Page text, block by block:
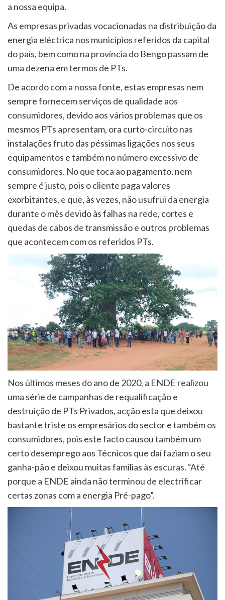
a nossa equipa.
As empresas privadas vocacionadas na distribuição da
energia eléctrica nos municípios referidos da capital
do país, bem como na província do Bengo passam de
uma dezena em termos de PTs.
De acordo com a nossa fonte, estas empresas nem
sempre fornecem serviços de qualidade aos
consumidores, devido aos vários problemas que os
mesmos PTs apresentam, ora curto-circuito nas
instalações fruto das péssimas ligações nos seus
equipamentos e também no número excessivo de
consumidores. No que toca ao pagamento, nem
sempre é justo, pois o cliente paga valores
exorbitantes, e que, às vezes, não usufrui da energia
durante o mês devido às falhas na rede, cortes e
quedas de cabos de transmissão e outros problemas
que acontecem com os referidos PTs.
Nos últimos meses do ano de 2020, a ENDE realizou
uma série de campanhas de requalificação e
destruição de PTs Privados, acção esta que deixou
bastante triste os empresários do sector e também os
consumidores, pois este facto causou também um
certo desemprego aos Técnicos que daí faziam o seu
ganha-pão e deixou muitas famílias às escuras. “Até
porque a ENDE ainda não terminou de electrificar
certas zonas com a energia Pré-pago”.